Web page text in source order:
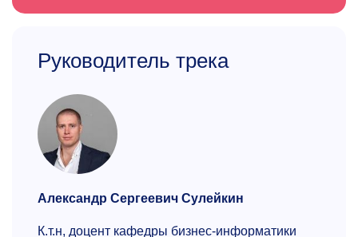
Руководитель трека
Александр Сергеевич Сулейкин
К.т.н, доцент кафедры бизнес-информатики